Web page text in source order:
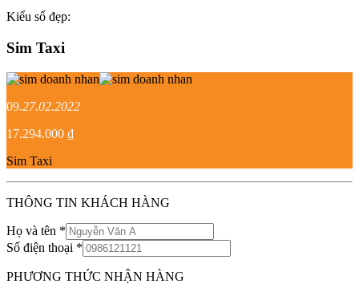
Kiểu số đẹp:
Sim Taxi
09.27.02.2022
17.294.000 ₫
Sim Taxi
THÔNG TIN KHÁCH HÀNG
Họ và tên *
Số điện thoại *
PHƯƠNG THỨC NHẬN HÀNG